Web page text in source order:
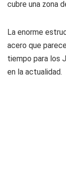
cubre una zona
La enorme
acero que
tiempo para los
en la actualidad.